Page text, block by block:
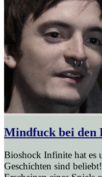
Mindfuck bei den
Bioshock Infinite hat es
Geschichten sind